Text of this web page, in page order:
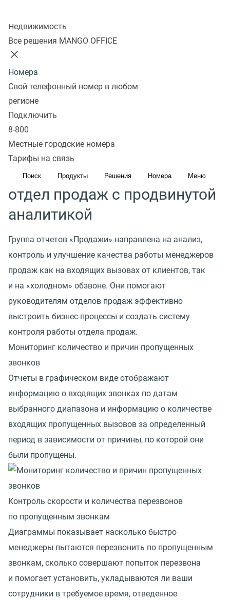
Недвижимость
Все решения MANGO OFFICE
Номера
Свой телефонный номер в любом
регионе
Подключить
8-800
Местные городские номера
Тарифы на связь
Поиск Продукты Решения Номера Меню
аналитики в два раза
Контроль ключевых метрик продаж в наглядных
отчетах
Более 25 отраслей используют MANGO OFFICE
Создавайте правильный
отдел продаж с продвинутой
аналитикой
Группа отчетов « Продажи» направлена на анализ,
контроль и улучшение качества работы менеджеров
продаж как на входящих вызовах от клиентов, так
и на «холодном» обзвоне. Они помогают
руководителям отделов продаж эффективно
выстроить бизнес-процессы и создать систему
контроля работы отдела продаж.
Мониторинг количество и причин пропущенных
звонков
Отчеты в графическом виде отображают
информацию о входящих звонках по датам
выбранного диапазона и информацию о количестве
входящих пропущенных вызовов за определенный
период в зависимости от причины, по которой они
были пропущены.
Контроль скорости и количества перезвонов
по пропущенным звонкам
Диаграммы показывает насколько быстро
менеджеры пытаются перезвонить по пропущенным
звонкам, сколько совершают попыток перезвона
и помогает установить, укладываются ли ваши
сотрудники в требуемое время, отведенное